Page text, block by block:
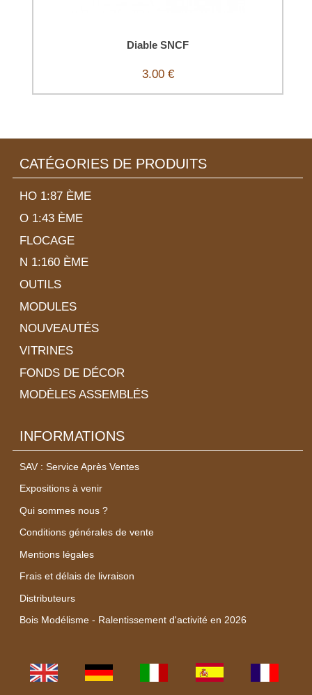
Diable SNCF
3.00 €
CATÉGORIES DE PRODUITS
HO 1:87 ÈME
O 1:43 ÈME
FLOCAGE
N 1:160 ÈME
OUTILS
MODULES
NOUVEAUTÉS
VITRINES
FONDS DE DÉCOR
MODÈLES ASSEMBLÉS
INFORMATIONS
SAV : Service Après Ventes
Expositions à venir
Qui sommes nous ?
Conditions générales de vente
Mentions légales
Frais et délais de livraison
Distributeurs
Bois Modélisme - Ralentissement d'activité en 2026